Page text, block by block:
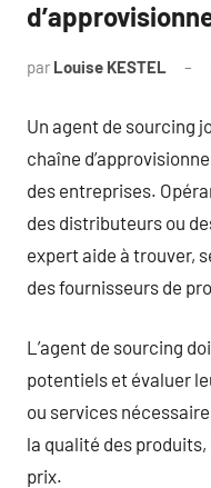
par Louise KESTEL
Un agent de sourcing
chaîne
des entreprises.
des distributeurs ou
expert aide à trouver,
des fournisseurs de
L’agent de sourcing
potentiels et évaluer
ou services
la qualité des
prix.